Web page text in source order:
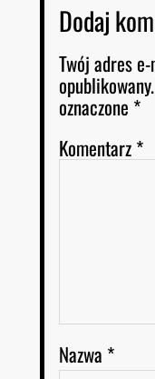
Dodaj
Twój adres
opublikowany.
oznaczone *
Komentarz*
Nazwa *